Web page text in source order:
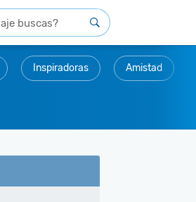
Inspiradoras Amistad